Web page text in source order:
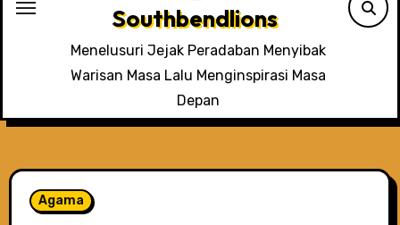
Southbendlions
Menelusuri Jejak Peradaban Menyibak
Warisan Masa Lalu Menginspirasi Masa
Depan
Agama